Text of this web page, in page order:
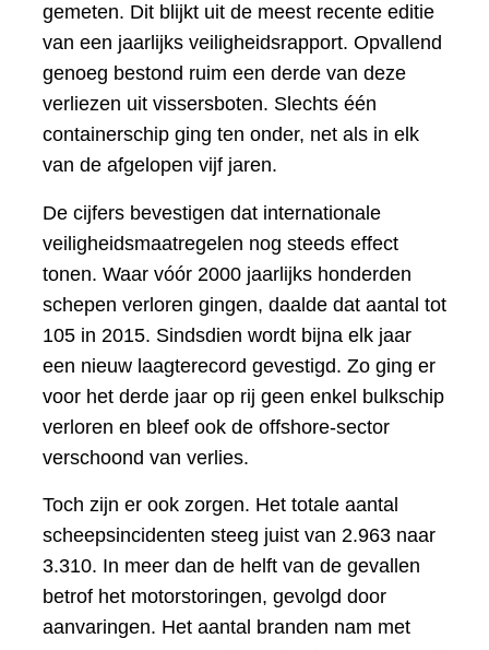
gemeten. Dit blijkt uit de meest recente editie
van een jaarlijks veiligheidsrapport. Opvallend
genoeg bestond ruim een derde van deze
verliezen uit vissersboten. Slechts één
containerschip ging ten onder, net als in elk
van de afgelopen vijf jaren.
De cijfers bevestigen dat internationale
veiligheidsmaatregelen nog steeds effect
tonen. Waar vóór 2000 jaarlijks honderden
schepen verloren gingen, daalde dat aantal tot
105 in 2015. Sindsdien wordt bijna elk jaar
een nieuw laagterecord gevestigd. Zo ging er
voor het derde jaar op rij geen enkel bulkschip
verloren en bleef ook de offshore-sector
verschoond van verlies.
Toch zijn er ook zorgen. Het totale aantal
scheepsincidenten steeg juist van 2.963 naar
3.310. In meer dan de helft van de gevallen
betrof het motorstoringen, gevolgd door
aanvaringen. Het aantal branden nam met